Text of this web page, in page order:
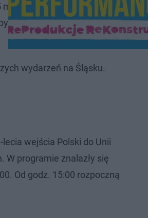
oraz drugi,
szczęśliwców i dostaliście
wydarzeń na Śląsku.
wejścia Polski do Unii
W programie znalazły się
Od godz. 15:00 rozpoczną